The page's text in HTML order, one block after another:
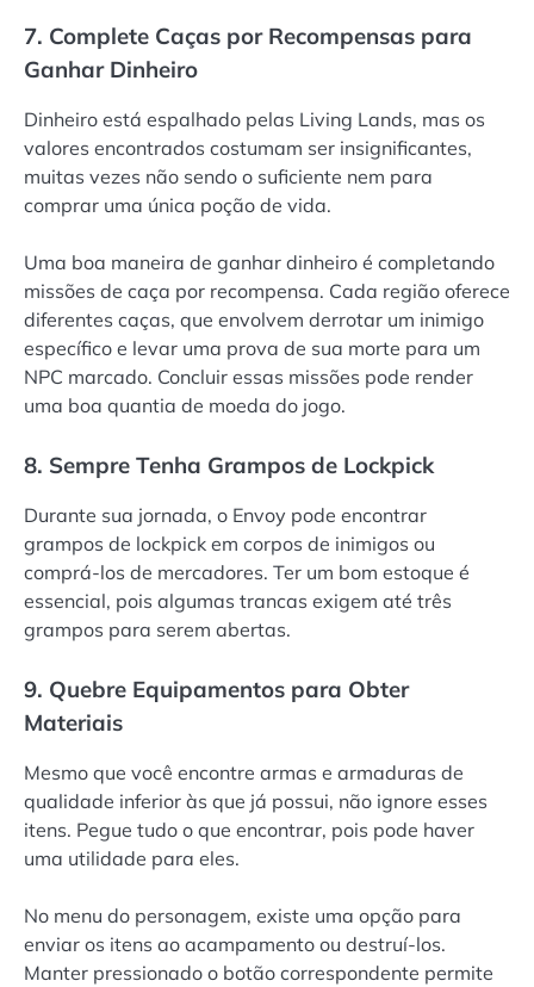
7. Complete Caças por Recompensas para
Ganhar Dinheiro
Dinheiro está espalhado pelas Living Lands, mas os
valores encontrados costumam ser insignificantes,
muitas vezes não sendo o suficiente nem para
comprar uma única poção de vida.
Uma boa maneira de ganhar dinheiro é completando
missões de caça por recompensa. Cada região oferece
diferentes caças, que envolvem derrotar um inimigo
específico e levar uma prova de sua morte para um
NPC marcado. Concluir essas missões pode render
uma boa quantia de moeda do jogo.
8. Sempre Tenha Grampos de Lockpick
Durante sua jornada, o Envoy pode encontrar
grampos de lockpick em corpos de inimigos ou
comprá-los de mercadores. Ter um bom estoque é
essencial, pois algumas trancas exigem até três
grampos para serem abertas.
9. Quebre Equipamentos para Obter
Materiais
Mesmo que você encontre armas e armaduras de
qualidade inferior às que já possui, não ignore esses
itens. Pegue tudo o que encontrar, pois pode haver
uma utilidade para eles.
No menu do personagem, existe uma opção para
enviar os itens ao acampamento ou destruí-los.
Manter pressionado o botão correspondente permite